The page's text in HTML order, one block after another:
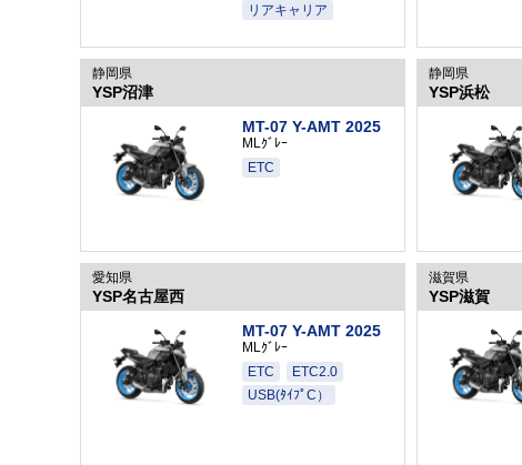
リアキャリア
静岡県
YSP沼津
MT-07 Y-AMT 2025
MLｸﾞﾚｰ
ETC
静岡県
YSP浜松
愛知県
YSP名古屋西
MT-07 Y-AMT 2025
MLｸﾞﾚｰ
ETC
ETC2.0
USB(ﾀｲﾌﾟC）
滋賀県
YSP滋賀